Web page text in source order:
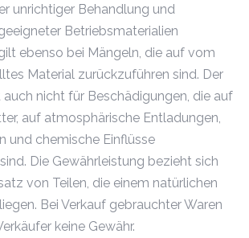
unrichtiger Behandlung und
Betriebsmaterialien
ebenso bei Mängeln, die auf vom
Material zurückzuführen sind. Der
nicht für Beschädigungen, die auf
auf atmosphärische Entladungen,
und chemische Einflüsse
Die Gewährleistung bezieht sich
von Teilen, die einem natürlichen
Bei Verkauf gebrauchter Waren
keine Gewähr.